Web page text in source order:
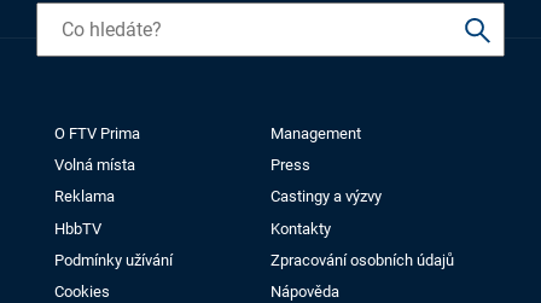
O FTV Prima
Management
Volná místa
Press
Reklama
Castingy a výzvy
HbbTV
Kontakty
Podmínky užívání
Zpracování osobních údajů
Cookies
Nápověda